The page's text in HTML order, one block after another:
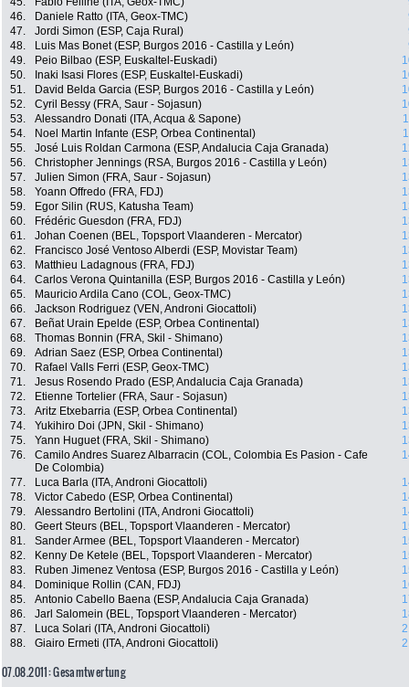
46.
Daniele Ratto (ITA, Geox-TMC)
47.
Jordi Simon (ESP, Caja Rural)
48.
Luis Mas Bonet (ESP, Burgos 2016 - Castilla y León)
49.
Peio Bilbao (ESP, Euskaltel-Euskadi)
50.
Inaki Isasi Flores (ESP, Euskaltel-Euskadi)
51.
David Belda Garcia (ESP, Burgos 2016 - Castilla y León)
52.
Cyril Bessy (FRA, Saur - Sojasun)
53.
Alessandro Donati (ITA, Acqua & Sapone)
54.
Noel Martin Infante (ESP, Orbea Continental)
55.
José Luis Roldan Carmona (ESP, Andalucia Caja Granada)
56.
Christopher Jennings (RSA, Burgos 2016 - Castilla y León)
57.
Julien Simon (FRA, Saur - Sojasun)
58.
Yoann Offredo (FRA, FDJ)
59.
Egor Silin (RUS, Katusha Team)
60.
Frédéric Guesdon (FRA, FDJ)
61.
Johan Coenen (BEL, Topsport Vlaanderen - Mercator)
62.
Francisco José Ventoso Alberdi (ESP, Movistar Team)
63.
Matthieu Ladagnous (FRA, FDJ)
64.
Carlos Verona Quintanilla (ESP, Burgos 2016 - Castilla y León)
65.
Mauricio Ardila Cano (COL, Geox-TMC)
66.
Jackson Rodriguez (VEN, Androni Giocattoli)
67.
Beñat Urain Epelde (ESP, Orbea Continental)
68.
Thomas Bonnin (FRA, Skil - Shimano)
69.
Adrian Saez (ESP, Orbea Continental)
70.
Rafael Valls Ferri (ESP, Geox-TMC)
71.
Jesus Rosendo Prado (ESP, Andalucia Caja Granada)
72.
Etienne Tortelier (FRA, Saur - Sojasun)
73.
Aritz Etxebarria (ESP, Orbea Continental)
74.
Yukihiro Doi (JPN, Skil - Shimano)
75.
Yann Huguet (FRA, Skil - Shimano)
76.
Camilo Andres Suarez Albarracin (COL, Colombia Es Pasion - Cafe
De Colombia)
77. Luca Barla (ITA, Androni Giocattoli)
78.
Victor Cabedo (ESP, Orbea Continental)
79.
Alessandro Bertolini (ITA, Androni Giocattoli)
80.
Geert Steurs (BEL, Topsport Vlaanderen - Mercator)
81.
Sander Armee (BEL, Topsport Vlaanderen - Mercator)
82.
Kenny De Ketele (BEL, Topsport Vlaanderen - Mercator)
83.
Ruben Jimenez Ventosa (ESP, Burgos 2016 - Castilla y León)
84.
Dominique Rollin (CAN, FDJ)
85.
Antonio Cabello Baena (ESP, Andalucia Caja Granada)
86.
Jarl Salomein (BEL, Topsport Vlaanderen - Mercator)
87.
Luca Solari (ITA, Androni Giocattoli)
88.
Giairo Ermeti (ITA, Androni Giocattoli)
07.08.2011: Gesamtwertung